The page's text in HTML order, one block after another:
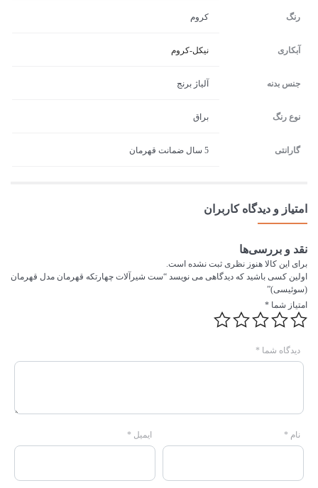
رنگ کروم
آبکاری نیکل-کروم
جنس بدنه آلیاژ برنج
نوع رنگ براق
گارانتی 5 سال ضمانت قهرمان
امتیاز و دیدگاه کاربران
نقد و بررسی‌ها
برای این کالا هنوز نظری ثبت نشده است.
اولین کسی باشید که دیدگاهی می نویسد “ست شیرآلات چهارتکه قهرمان مدل قهرمان
(سوئیسی)”
امتیاز شما *
دیدگاه شما *
نام * ایمیل *